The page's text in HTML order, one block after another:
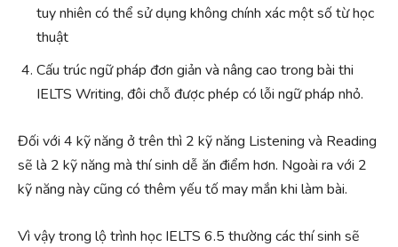
tuy nhiên có thể sử dụng không chính xác một số từ học
thuật
Cấu trúc ngữ pháp đơn giản và nâng cao trong bài thi
IELTS Writing, đôi chỗ được phép có lỗi ngữ pháp nhỏ.
Đối với 4 kỹ năng ở trên thì 2 kỹ năng Listening và Reading
sẽ là 2 kỹ năng mà thí sinh dễ ăn điểm hơn. Ngoài ra với 2
kỹ năng này cũng có thêm yếu tố may mắn khi làm bài.
Vì vậy trong lộ trình học IELTS 6.5 thường các thí sinh sẽ